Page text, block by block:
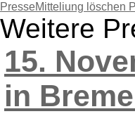
PresseMitteliung löschen
Weitere
15.
in